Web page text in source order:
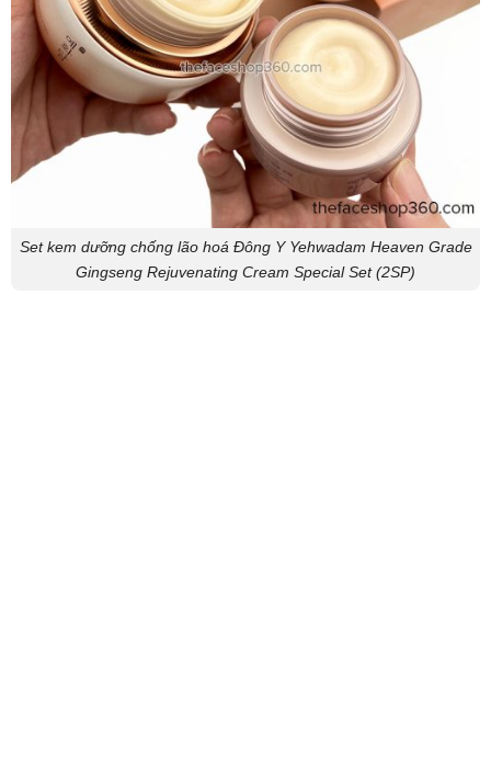
Set kem dưỡng chống lão hoá Đông Y Yehwadam Heaven Grade
Gingseng Rejuvenating Cream Special Set (2SP)